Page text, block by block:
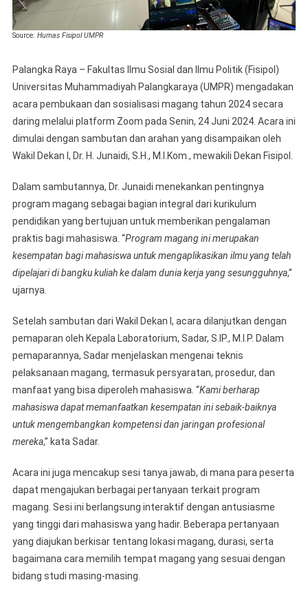
Source: Humas Fisipol UMPR
Palangka Raya – Fakultas Ilmu Sosial dan Ilmu Politik (Fisipol)
Universitas Muhammadiyah Palangkaraya (UMPR) mengadakan
acara pembukaan dan sosialisasi magang tahun 2024 secara
daring melalui platform Zoom pada Senin, 24 Juni 2024. Acara ini
dimulai dengan sambutan dan arahan yang disampaikan oleh
Wakil Dekan I, Dr. H. Junaidi, S.H., M.I.Kom., mewakili Dekan Fisipol.
Dalam sambutannya, Dr. Junaidi menekankan pentingnya
program magang sebagai bagian integral dari kurikulum
pendidikan yang bertujuan untuk memberikan pengalaman
praktis bagi mahasiswa. “Program magang ini merupakan
kesempatan bagi mahasiswa untuk mengaplikasikan ilmu yang telah
dipelajari di bangku kuliah ke dalam dunia kerja yang sesungguhnya,”
ujarnya.
Setelah sambutan dari Wakil Dekan I, acara dilanjutkan dengan
pemaparan oleh Kepala Laboratorium, Sadar, S.IP., M.I.P. Dalam
pemaparannya, Sadar menjelaskan mengenai teknis
pelaksanaan magang, termasuk persyaratan, prosedur, dan
manfaat yang bisa diperoleh mahasiswa. “Kami berharap
mahasiswa dapat memanfaatkan kesempatan ini sebaik-baiknya
untuk mengembangkan kompetensi dan jaringan profesional
mereka,” kata Sadar.
Acara ini juga mencakup sesi tanya jawab, di mana para peserta
dapat mengajukan berbagai pertanyaan terkait program
magang. Sesi ini berlangsung interaktif dengan antusiasme
yang tinggi dari mahasiswa yang hadir. Beberapa pertanyaan
yang diajukan berkisar tentang lokasi magang, durasi, serta
bagaimana cara memilih tempat magang yang sesuai dengan
bidang studi masing-masing.